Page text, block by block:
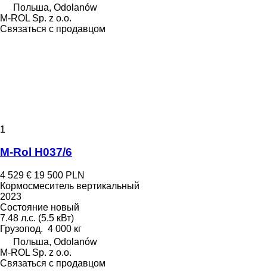
Польша, Odolanów
M-ROL Sp. z o.o.
Связаться с продавцом
1
M-Rol H037/6
4 529 € 19 500 PLN
Кормосмеситель вертикальный
2023
Состояние новый
7.48 л.с. (5.5 кВт)
Грузопод. 4 000 кг
Польша, Odolanów
M-ROL Sp. z o.o.
Связаться с продавцом